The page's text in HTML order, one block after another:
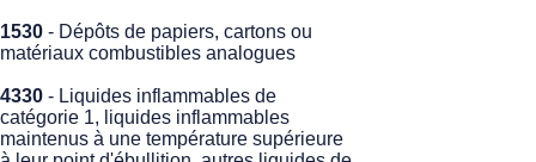
1530 - Dépôts de papiers, cartons ou
matériaux combustibles analogues
4330 - Liquides inflammables de
catégorie 1, liquides inflammables
maintenus à une température supérieure